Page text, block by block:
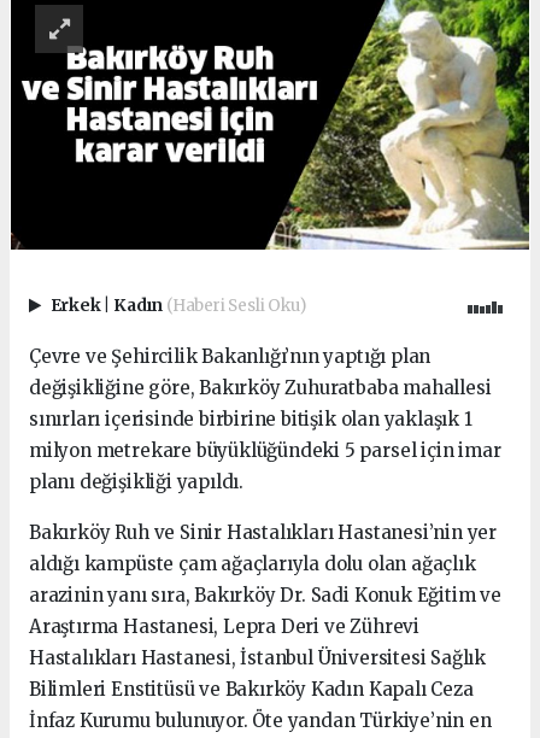
Erkek Kadın (Haberi Sesli Oku)
Çevre ve Şehircilik Bakanlığı’nın yaptığı plan
değişikliğine göre, Bakırköy Zuhuratbaba mahallesi
sınırları içerisinde birbirine bitişik olan yaklaşık 1
milyon metrekare büyüklüğündeki 5 parsel için imar
planı değişikliği yapıldı.
Bakırköy Ruh ve Sinir Hastalıkları Hastanesi’nin yer
aldığı kampüste çam ağaçlarıyla dolu olan ağaçlık
arazinin yanı sıra, Bakırköy Dr. Sadi Konuk Eğitim ve
Araştırma Hastanesi, Lepra Deri ve Zührevi
Hastalıkları Hastanesi, İstanbul Üniversitesi Sağlık
Bilimleri Enstitüsü ve Bakırköy Kadın Kapalı Ceza
İnfaz Kurumu bulunuyor. Öte yandan Türkiye’nin en